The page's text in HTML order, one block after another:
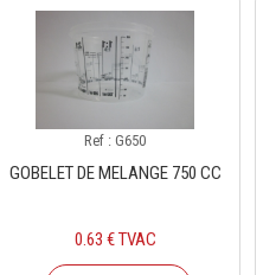
Ref : G650
GOBELET DE MELANGE 750 CC
0.63 € TVAC